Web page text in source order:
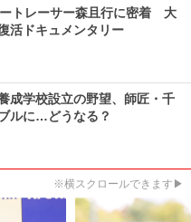
トレーサー森且行に密着 大
活ドキュメンタリー
成学校設立の野望、師匠・千
ルに…どうなる？
※横スクロールできます▶